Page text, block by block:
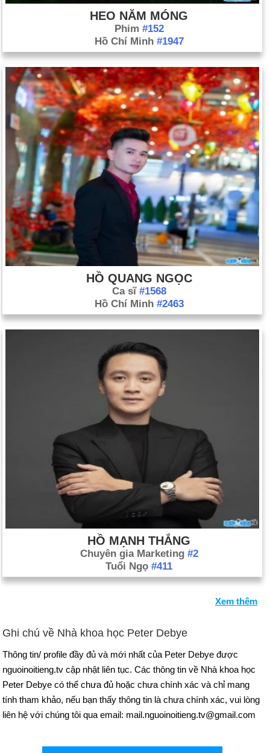
HEO NĂM MÓNG
Phim #152
Hồ Chí Minh #1947
HỒ QUANG NGỌC
Ca sĩ #1568
Hồ Chí Minh #2463
HỒ MẠNH THẮNG
Chuyên gia Marketing #2
Tuổi Ngọ #411
Xem thêm
Ghi chú về Nhà khoa học Peter Debye
Thông tin/ profile đầy đủ và mới nhất của Peter Debye được
nguoinoitieng.tv cập nhật liên tục. Các thông tin về Nhà khoa học
Peter Debye có thể chưa đủ hoặc chưa chính xác và chỉ mang
tính tham khảo, nếu bạn thấy thông tin là chưa chính xác, vui lòng
liên hệ với chúng tôi qua email: mail.nguoinoitieng.tv@gmail.com